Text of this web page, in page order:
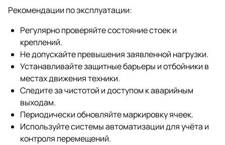
Рекомендации по эксплуатации:
Регулярно проверяйте состояние стоек и
креплений.
Не допускайте превышения заявленной нагрузки.
Устанавливайте защитные барьеры и отбойники в
местах движения техники.
Следите за чистотой и доступом к аварийным
выходам.
Периодически обновляйте маркировку ячеек.
Используйте системы автоматизации для учёта и
контроля перемещений.